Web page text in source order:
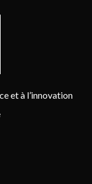
et à l’innovation